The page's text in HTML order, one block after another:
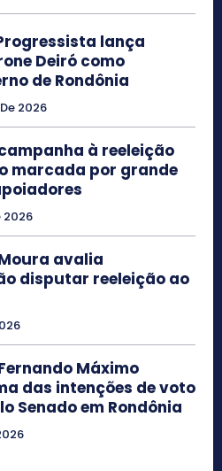
lança
Deiró como
de Rondônia
2026
à reeleição
marcada por grande
2026
avalia
disputar reeleição ao
Fernando Máximo
das intenções de voto
Senado em Rondônia